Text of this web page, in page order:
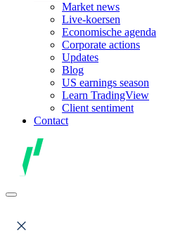
Market news
Live-koersen
Economische agenda
Corporate actions
Updates
Blog
US earnings season
Learn TradingView
Client sentiment
Contact